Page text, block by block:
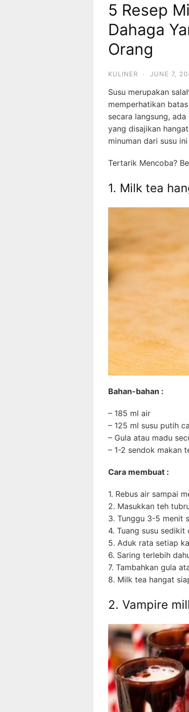
5 Resep
Dahaga
Orang
KULINER · JUNE 7,
Susu merupakan
memperhatikan
secara langsung,
yang disajikan
minuman dari susu
Tertarik Mencoba?
1. Milk tea
Bahan-bahan :
– 185 ml air
– 125 ml susu putih
– Gula atau madu
– 1-2 sendok makan
Cara membuat :
1. Rebus air sampai
2. Masukkan teh
3. Tunggu 3-5 menit
4. Tuang susu
5. Aduk rata setiap
6. Saring terlebih
7. Tambahkan gula
8. Milk tea hangat
2. Vampire